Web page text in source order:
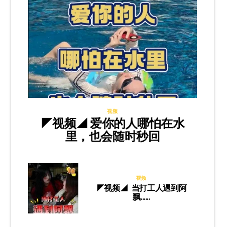
视频
◤视频◢ 爱你的人哪怕在水
里，也会随时秒回
视频
◤视频◢ 当打工人遇到阿
飘……